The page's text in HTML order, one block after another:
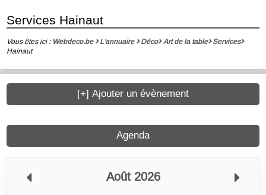
Services Hainaut
Vous êtes ici : Webdeco.be L'annuaire Déco Art de la table Services
Hainaut
Agenda
Août 2026
[+] Ajouter un évènement